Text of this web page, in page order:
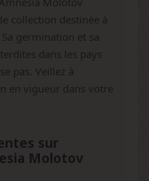
collection destinée à
germination et sa
dans les pays
pas. Veillez à
en vigueur dans votre
sur
Molotov